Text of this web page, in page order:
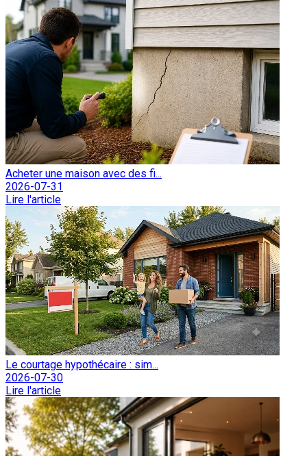
Acheter une maison avec des fi...
2026-07-31
Lire l'article
Le courtage hypothécaire : sim...
2026-07-30
Lire l'article